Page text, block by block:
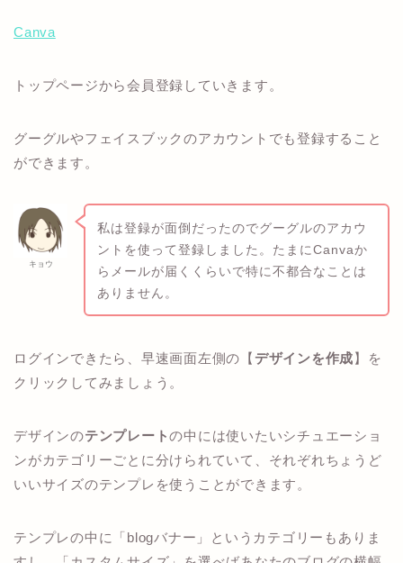
Canva
トップページから会員登録していきます。
グーグルやフェイスブックのアカウントでも登録すること
ができます。
キョウ
私は登録が面倒だったのでグーグルのアカウ
ントを使って登録しました。たまにCanvaか
らメールが届くくらいで特に不都合なことは
ありません。
ログインできたら、早速画面左側の【 デザインを作成】を
クリックしてみましょう。
デザインのテンプレートの中には使いたいシチュエーショ
ンがカテゴリーごとに分けられていて、それぞれちょうど
いいサイズのテンプレを使うことができます。
テンプレの中に「blogバナー」というカテゴリーもありま